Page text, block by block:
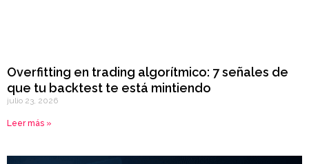
Overfitting en trading algorítmico: 7 señales de
que tu backtest te está mintiendo
julio 23, 2026
Leer más »